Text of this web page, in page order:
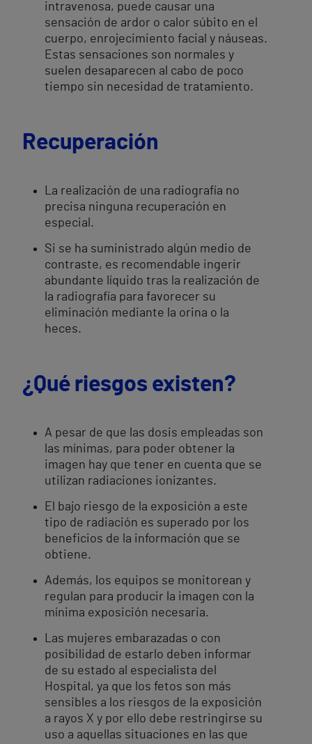
intravenosa, puede causar una
sensación de ardor o calor súbito en el
cuerpo, enrojecimiento facial y náuseas.
Estas sensaciones son normales y
suelen desaparecen al cabo de poco
tiempo sin necesidad de tratamiento.
Recuperación
La realización de una radiografía no
precisa ninguna recuperación en
especial.
Si se ha suministrado algún medio de
contraste, es recomendable ingerir
abundante líquido tras la realización de
la radiografía para favorecer su
eliminación mediante la orina o la
heces.
¿Qué riesgos existen?
A pesar de que las dosis empleadas son
las mínimas, para poder obtener la
imagen hay que tener en cuenta que se
utilizan radiaciones ionizantes.
El bajo riesgo de la exposición a este
tipo de radiación es superado por los
beneficios de la información que se
obtiene.
​Además, los equipos se monitorean y
regulan para producir la imagen con la
mínima exposición necesaria.
Las mujeres embarazadas o con
posibilidad de estarlo deben informar
de su estado al especialista del
Hospital, ya que los fetos son más
sensibles a los riesgos de la exposición
a rayos X y por ello debe restringirse su
uso a aquellas situaciones en las que